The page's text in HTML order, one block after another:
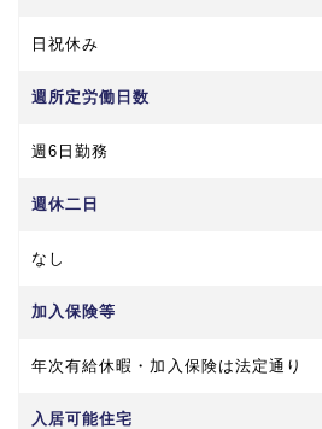
日祝休み
週所定労働日数
週6日勤務
週休二日
なし
加入保険等
年次有給休暇・加入保険は法定通り
入居可能住宅